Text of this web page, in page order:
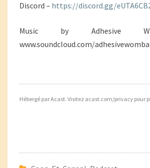
Discord – https://discord.gg/
Music by Adhesive
www.soundcloud.com/
Hébergé par Acast. Visitez acast.com/privacy pour